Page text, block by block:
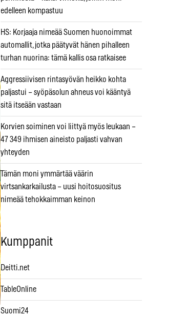
edelleen kompastuu
HS: Korjaaja nimeää Suomen huonoimmat
automallit, jotka päätyvät hänen pihalleen
turhan nuorina: tämä kallis osa ratkaisee
Aggressiivisen rintasyövän heikko kohta
paljastui – syöpäsolun ahneus voi kääntyä
sitä itseään vastaan
Korvien soiminen voi liittyä myös leukaan –
47 349 ihmisen aineisto paljasti vahvan
yhteyden
Tämän moni ymmärtää väärin
virtsankarkailusta – uusi hoitosuositus
nimeää tehokkaimman keinon
Kumppanit
Deitti.net
TableOnline
Suomi24